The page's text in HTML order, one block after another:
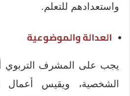
واستعدادهم للتعلم.
العدالة والموضوعية
يجب على المشرف التربوي
الشخصية، ويقيس أعمال